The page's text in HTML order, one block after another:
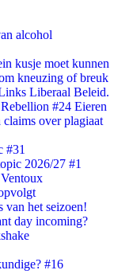
alcohol
kusje moet kunnen
kneuzing of breuk
Liberaal Beleid.
#24 Eieren
claims over plagiaat
#31
2026/27 #1
het seizoen!
day incoming?
#16